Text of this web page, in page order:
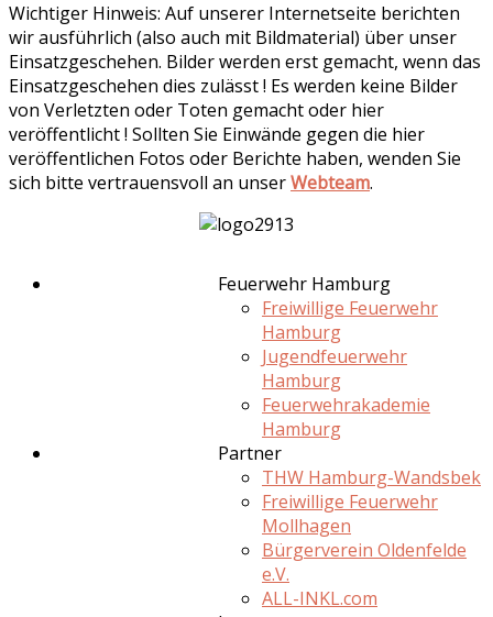
Wichtiger Hinweis: Auf unserer Internetseite berichten
wir ausführlich (also auch mit Bildmaterial) über unser
Einsatzgeschehen. Bilder werden erst gemacht, wenn das
Einsatzgeschehen dies zulässt ! Es werden keine Bilder
von Verletzten oder Toten gemacht oder hier
veröffentlicht ! Sollten Sie Einwände gegen die hier
veröffentlichen Fotos oder Berichte haben, wenden Sie
sich bitte vertrauensvoll an unserWebteam.
Feuerwehr Hamburg
Freiwillige Feuerwehr
Hamburg
Jugendfeuerwehr
Hamburg
Feuerwehrakademie
Hamburg
Partner
THW Hamburg-Wandsbek
Freiwillige Feuerwehr
Mollhagen
Bürgerverein Oldenfelde
e.V.
ALL-INKL.com